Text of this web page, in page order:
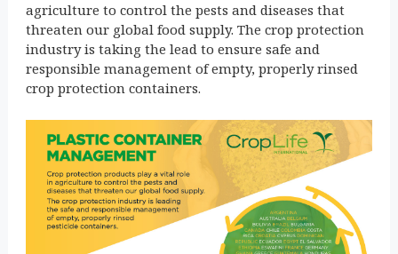
agriculture to control the pests and diseases that
threaten our global food supply. The crop protection
industry is taking the lead to ensure safe and
responsible management of empty, properly rinsed
crop protection containers.